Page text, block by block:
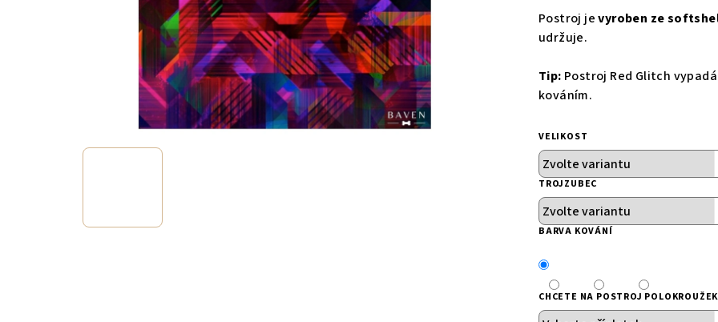
z
hvězdiček.
Postroj jevyroben ze
udržuje.
Tip: Postroj Red Glitch
kováním.
VELIKOST
TROJZUBEC
BARVA KOVÁNÍ
CHCETE NA POSTROJ